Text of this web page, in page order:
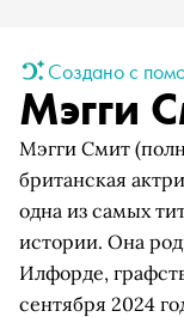
Создано с
Мэгги
Мэгги Смит
британская
одна из самых
истории. Она
Илфорде,
сентября 2024